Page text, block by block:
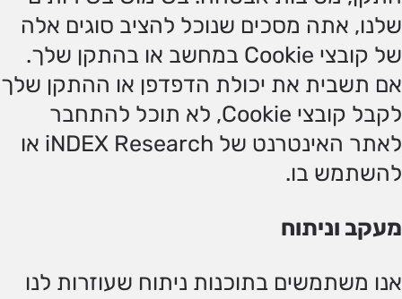
שלנו, אתה מסכים שנוכל להציב סוגים אלה
של קובצי Cookie במחשב או בהתקן שלך.
אם תשבית את יכולת הדפדפן או ההתקן שלך
לקבל קובצי Cookie, לא תוכל להתחבר
לאתר האינטרנט של iNDEX Research או
להשתמש בו.
מעקב וניתוח
אנו משתמשים בתוכנות ניתוח שעוזרות לנו